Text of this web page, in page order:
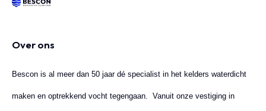
Over ons
Bescon is al meer dan 50 jaar dé specialist in het kelders waterdicht
maken en optrekkend vocht tegengaan. Vanuit onze vestiging in